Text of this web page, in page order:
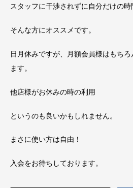
スタッフに干渉されずに自分だけの時
そんな方にオススメです。
日月休みですが、月額会員様はもち
ます。
他店様がお休みの時の利用
というのも良いかもしれません。
まさに使い方は自由！
入会をお待ちしております。